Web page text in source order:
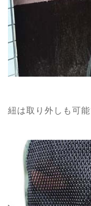
紐は取り外しも可能